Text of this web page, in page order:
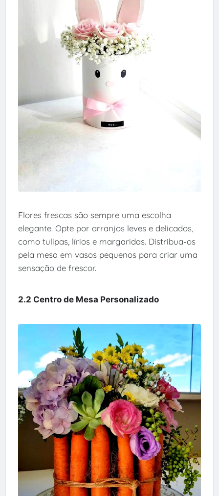
Flores frescas são sempre uma escolha
elegante. Opte por arranjos leves e delicados,
como tulipas, lírios e margaridas. Distribua-os
pela mesa em vasos pequenos para criar uma
sensação de frescor.
2.2 Centro de Mesa Personalizado